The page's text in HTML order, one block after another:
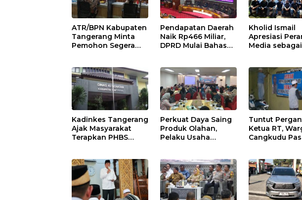
ATR/BPN Kabupaten
Tangerang Minta
Pemohon Segera
Pendapatan Daerah
Naik Rp466 Miliar,
DPRD Mulai Bahas
Kholid Ismail
Apresiasi
Media
Daerah di
Kabupaten
Tangerang
Kadinkes Tangerang
Ajak Masyarakat
Terapkan PHBS
A
Perkuat Daya Saing
Produk Olahan,
Pelaku Usaha
Tangerang
Didorong Terapkan
SNI
Tuntut
Ketua RT,
Cangkudu